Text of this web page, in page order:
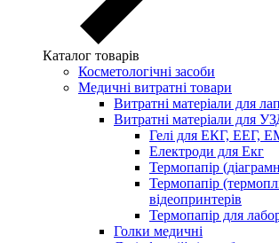
Каталог товарів
Косметологічні засоби
Медичні витратні товари
Витратні матеріали для
Витратні матеріали для
Гелі для ЕКГ, ЕЕГ,
Електроди для Екг
Термопапір
Термопапір
відеопринтерів
Термопапір для
Голки медичні